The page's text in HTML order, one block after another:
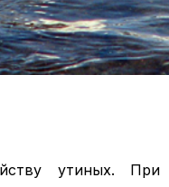
утиных. При